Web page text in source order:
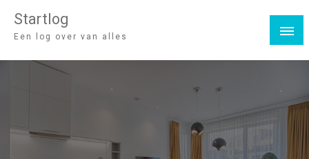
Startlog
Een log over van alles